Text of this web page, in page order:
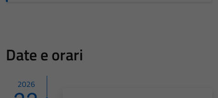
Date e orari
2026